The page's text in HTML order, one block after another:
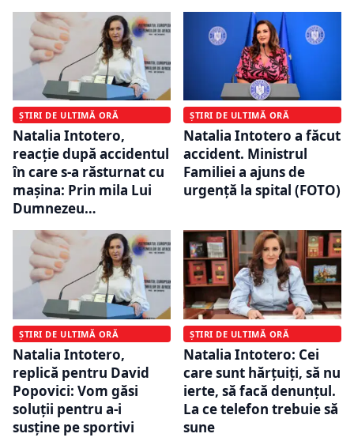
ȘTIRI DE ULTIMĂ ORĂ
Natalia Intotero,
reacție după accidentul
în care s-a răsturnat cu
mașina: Prin mila Lui
Dumnezeu…
ȘTIRI DE ULTIMĂ ORĂ
Natalia Intotero a făcut
accident. Ministrul
Familiei a ajuns de
urgență la spital (FOTO)
ȘTIRI DE ULTIMĂ ORĂ
Natalia Intotero,
replică pentru David
Popovici: Vom găsi
soluţii pentru a-i
susţine pe sportivi
ȘTIRI DE ULTIMĂ ORĂ
Natalia Intotero: Cei
care sunt hărțuiți, să nu
ierte, să facă denunțul.
La ce telefon trebuie să
sune